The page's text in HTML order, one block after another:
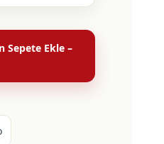
Sepete Ekle –